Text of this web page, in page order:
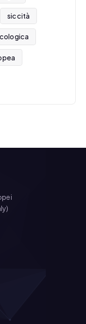
siccità